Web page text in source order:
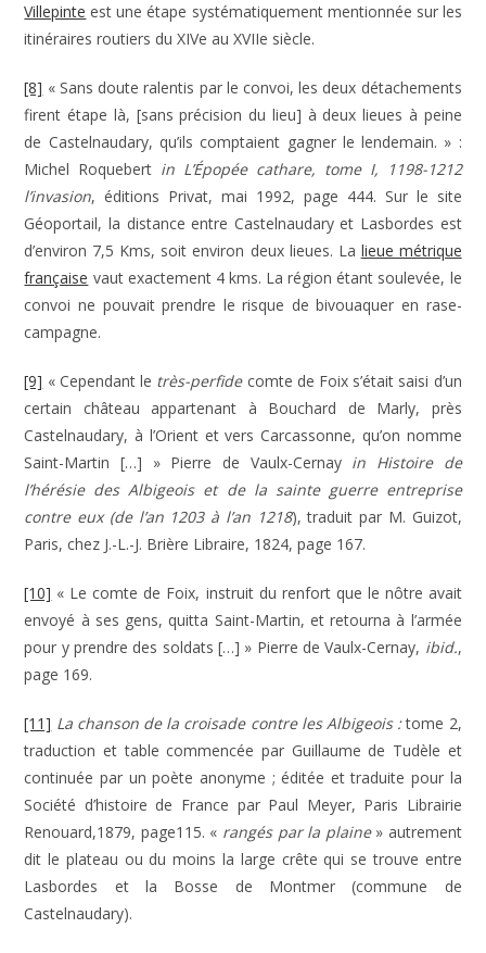
Villepinte est une étape systématiquement mentionnée sur les
itinéraires routiers du XIVe au XVIIe siècle.
[8] « Sans doute ralentis par le convoi, les deux détachements
firent étape là, [sans précision du lieu] à deux lieues à peine
de Castelnaudary, qu’ils comptaient gagner le lendemain. » :
Michel Roquebert in L’Épopée cathare, tome I, 1198-1212
l’invasion, éditions Privat, mai 1992, page 444. Sur le site
Géoportail, la distance entre Castelnaudary et Lasbordes est
d’environ 7,5 Kms, soit environ deux lieues. La lieue métrique
française vaut exactement 4 kms. La région étant soulevée, le
convoi ne pouvait prendre le risque de bivouaquer en rase-
campagne.
[9] « Cependant le très-perfide comte de Foix s’était saisi d’un
certain château appartenant à Bouchard de Marly, près
Castelnaudary, à l’Orient et vers Carcassonne, qu’on nomme
Saint-Martin […] » Pierre de Vaulx-Cernay in Histoire de
l’hérésie des Albigeois et de la sainte guerre entreprise
contre eux (de l’an 1203 à l’an 1218), traduit par M. Guizot,
Paris, chez J.-L.-J. Brière Libraire, 1824, page 167.
[10] « Le comte de Foix, instruit du renfort que le nôtre avait
envoyé à ses gens, quitta Saint-Martin, et retourna à l’armée
pour y prendre des soldats […] » Pierre de Vaulx-Cernay, ibid.,
page 169.
[11] La chanson de la croisade contre les Albigeois :tome 2,
traduction et table commencée par Guillaume de Tudèle et
continuée par un poète anonyme ; éditée et traduite pour la
Société d’histoire de France par Paul Meyer, Paris Librairie
Renouard,1879, page115. « rangés par la plaine » autrement
dit le plateau ou du moins la large crête qui se trouve entre
Lasbordes et la Bosse de Montmer (commune de
Castelnaudary).